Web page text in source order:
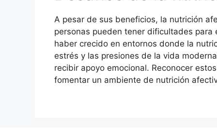
A pesar de sus beneficios, la nutrición
personas pueden tener dificultades
haber crecido en entornos donde la
estrés y las presiones de la vida
recibir apoyo emocional. Reconocer
fomentar un ambiente de nutrición